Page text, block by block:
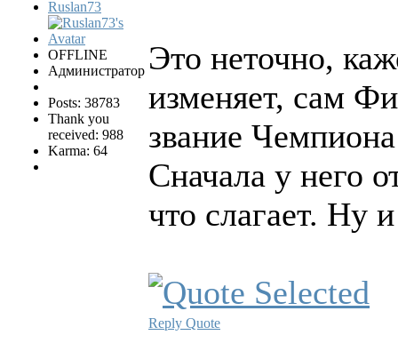
Ruslan73
OFFLINE
Администратор
Posts: 38783
Thank you
received: 988
Karma: 64
Это неточно,
изменяет, сам
звание
Сначала у него
что слагает. Ну
Reply Quote